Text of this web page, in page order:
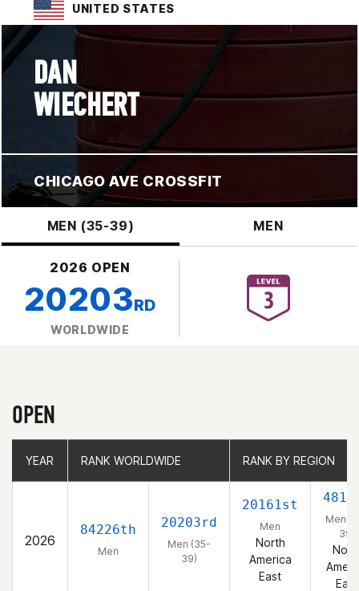
UNITED STATES
DAN
WIECHERT
CHICAGO AVE CROSSFIT
MEN (35-39) MEN
2026 OPEN
20203RD
WORLDWIDE
OPEN
YEAR RANK WORLDWIDE RANK BY REGION
2026
84226th
Men
20203rd
Men (35-
39)
20161st
Men
North
America
East
Men
39)
East
YEAR RANK WORLDWIDE RANK BY REGION